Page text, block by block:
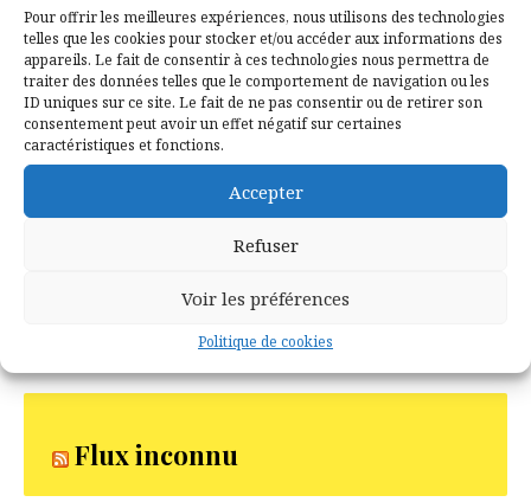
Pour offrir les meilleures expériences, nous utilisons des technologies
telles que les cookies pour stocker et/ou accéder aux informations des
appareils. Le fait de consentir à ces technologies nous permettra de
traiter des données telles que le comportement de navigation ou les
ID uniques sur ce site. Le fait de ne pas consentir ou de retirer son
consentement peut avoir un effet négatif sur certaines
caractéristiques et fonctions.
Accepter
Refuser
Voir les préférences
Politique de cookies
18 juin 2026
La vie d’autrefois à
Campénéac (56)
3 mai 2026
Vidéo réalisée grâce à IA
d’après une photo prise à
Flux inconnu